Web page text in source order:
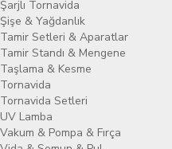
Şarjlı Tornavida
Şişe & Yağdanlık
Tamir Setleri & Aparatlar
Tamir Standı & Mengene
Taşlama & Kesme
Tornavida
Tornavida Setleri
UV Lamba
Vakum & Pompa & Fırça